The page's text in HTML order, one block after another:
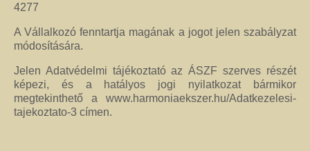
4277
A Vállalkozó fenntartja magának a jogot jelen szabályzat
módosítására.
Jelen Adatvédelmi tájékoztató az ÁSZF szerves részét
képezi, és a hatályos jogi nyilatkozat bármikor
megtekinthető a www.harmoniaekszer.hu/Adatkezelesi-
tajekoztato-3 címen.